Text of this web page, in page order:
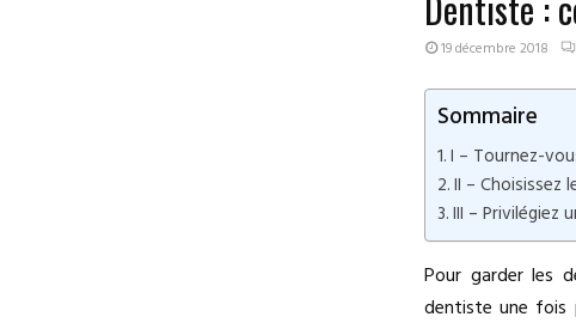
19 décembre 2018
Sommaire
I – Tournez-
II – Choisissez
III – Privilégiez
Pour garder les
dentiste une fois